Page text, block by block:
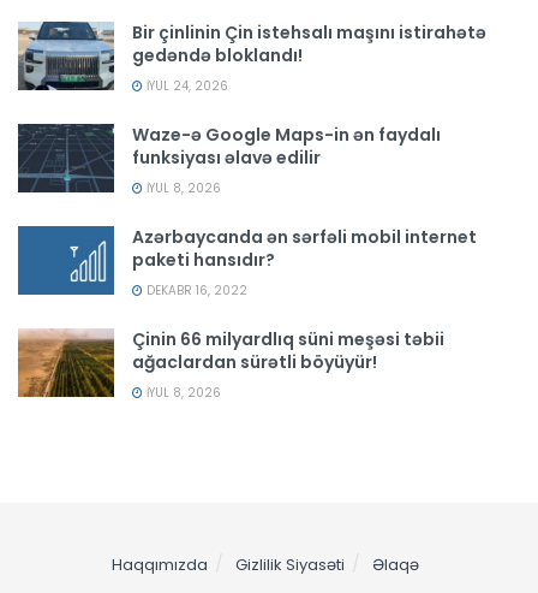
Bir çinlinin Çin istehsalı maşını istirahətə
gedəndə bloklandı!
İYUL 24, 2026
Waze-ə Google Maps-in ən faydalı
funksiyası əlavə edilir
İYUL 8, 2026
Azərbaycanda ən sərfəli mobil internet
paketi hansıdır?
DEKABR 16, 2022
Çinin 66 milyardlıq süni meşəsi təbii
ağaclardan sürətli böyüyür!
İYUL 8, 2026
Haqqımızda Gizlilik Siyasəti Əlaqə